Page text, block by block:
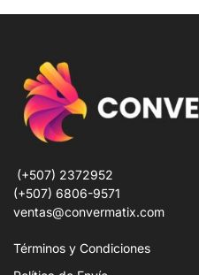
(+507) 2372952
(+507) 6806-9571
ventas@convermatix.com
Términos y Condiciones